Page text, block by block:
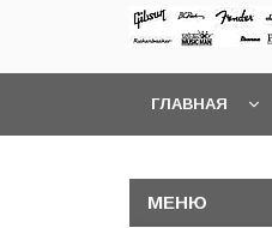
ГЛАВНАЯ